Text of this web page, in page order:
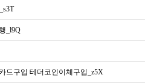
_l9Q
드구입 테더코인이체구입_z5X